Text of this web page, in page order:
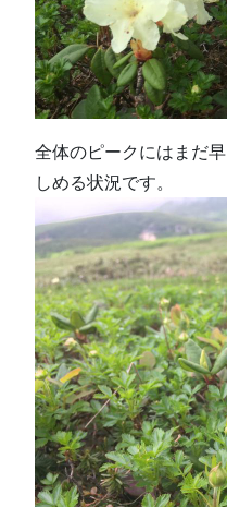
全体のピークにはまだ
しめる状況です。